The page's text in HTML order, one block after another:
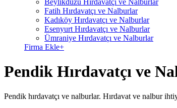
Fatih Hırdavatçı ve Nalburlar
Kadıköy Hırdavatçı ve Nalburlar
Esenyurt Hırdavatçı ve Nalburlar
Ümraniye Hırdavatçı ve Nalburlar
Firma Ekle+
Pendik Hırdavatçı ve
Pendik hırdavatçı ve nalburlar. Hırdavat ve nalbur